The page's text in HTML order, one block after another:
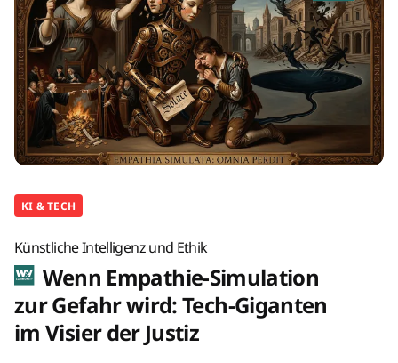
KI & TECH
Künstliche Intelligenz und Ethik
Wenn Empathie-Simulation
zur Gefahr wird: Tech-Giganten
im Visier der Justiz